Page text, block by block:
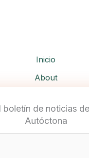
Inicio
About
boletín de noticias
Autóctona